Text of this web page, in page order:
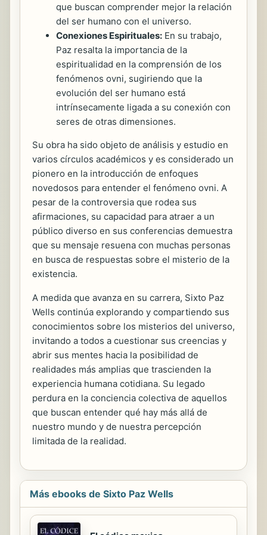
que buscan comprender mejor la relación
del ser humano con el universo.
Conexiones Espirituales: En su trabajo,
Paz resalta la importancia de la
espiritualidad en la comprensión de los
fenómenos ovni, sugiriendo que la
evolución del ser humano está
intrínsecamente ligada a su conexión con
seres de otras dimensiones.
Su obra ha sido objeto de análisis y estudio en
varios círculos académicos y es considerado un
pionero en la introducción de enfoques
novedosos para entender el fenómeno ovni. A
pesar de la controversia que rodea sus
afirmaciones, su capacidad para atraer a un
público diverso en sus conferencias demuestra
que su mensaje resuena con muchas personas
en busca de respuestas sobre el misterio de la
existencia.
A medida que avanza en su carrera, Sixto Paz
Wells continúa explorando y compartiendo sus
conocimientos sobre los misterios del universo,
invitando a todos a cuestionar sus creencias y
abrir sus mentes hacia la posibilidad de
realidades más amplias que trascienden la
experiencia humana cotidiana. Su legado
perdura en la conciencia colectiva de aquellos
que buscan entender qué hay más allá de
nuestro mundo y de nuestra percepción
limitada de la realidad.
Más ebooks de Sixto Paz Wells